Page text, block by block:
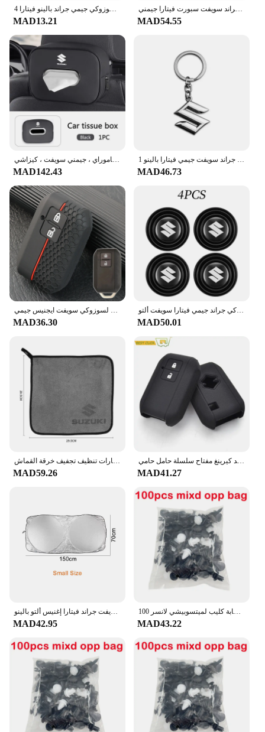
4 قطعة عجلة السيارة المعدنية الإطارات صمام قبعات الجذعية يغطي لسوزوكي جيمي جراند بالينو فيتارا Sx4 سويفت ألتو اكسسوارات السيارات
MAD13.21
منشفة مايكروفايبر لغسيل السيارات ، قماش تجفيف لسوزوكي جراند سويفت سبورت فيتارا جيمني SX4 ألتو بالينو ، العناية بتنظيف السيارة
MAD54.55
حقيبة تخزين مناديل داخلية للسيارة ، ورق تواليت ، ملحق سيارة لسوزوكي ساموراي ، جيمني سويفت ، كيزاشي SX4 ، إيجنيز ، أرتيجا ، سياز ، S-Cross
MAD142.43
1 قطعة ثلاثية الأبعاد المعادن + الجلود سيارة التصميم المفاتيح لسوزوكي جراند سويفت جيمي فيتارا بالينو SX4 شارة شعار حلقات المفاتيح اكسسوارات السيارات
MAD46.73
MAD36.30
باب السيارة امتصاص الصدمات عازلة واقية ملصقات عازلة للصوت منصات المطاط اكسسوارات لسوزوكي جراند جيمي فيتارا سويفت ألتو
MAD50.01
MAD59.26
غطاء مفتاح من السيليكون لسوزوكي سويفت 2017 2018 بدون مفتاح فوب شل الجلد كيرينغ مفتاح سلسلة حامل حامي
MAD41.27
MAD42.95 MAD43.22